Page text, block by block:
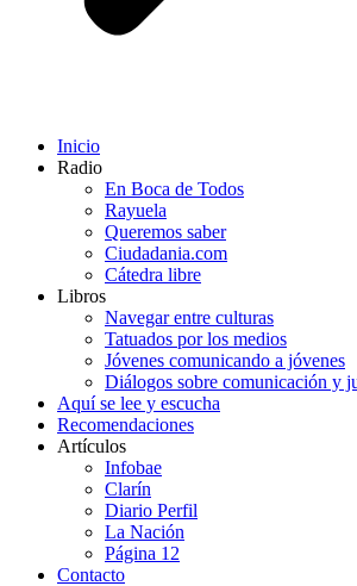
Inicio
Radio
En Boca de Todos
Rayuela
Queremos saber
Ciudadania.com
Cátedra libre
Libros
Navegar entre culturas
Tatuados por los medios
Jóvenes comunicando a jóvenes
Diálogos sobre comunicación y
Aquí se lee y escucha
Recomendaciones
Artículos
Infobae
Clarín
Diario Perfil
La Nación
Página 12
Contacto